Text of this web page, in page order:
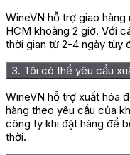
Gợi ý kết hợp
Camuzet
Charmes
Vang Méo-Camuzet
hợp với những món ăn
sự cân bằng và chiều
WineVN hỗ trợ giao hàng
HCM khoảng 2 giờ. Với
thời gian từ 2-4 ngày tùy
3. Tôi có thể yêu cầu
WineVN hỗ trợ xuất hóa
hàng theo yêu cầu của
công ty khi đặt hàng để
thời.